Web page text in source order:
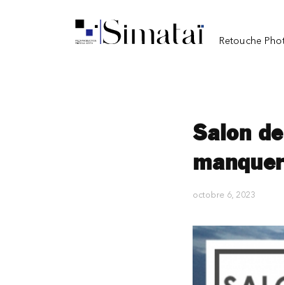
Retouche
Salon
manquer
octobre 6, 2023